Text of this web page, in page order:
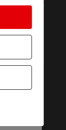
im
wo er
if